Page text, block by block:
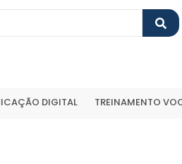
DIGITAL TREINAMENTO